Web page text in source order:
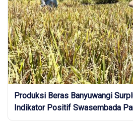
Produksi Beras Banyuwangi
Indikator Positif Swasembada